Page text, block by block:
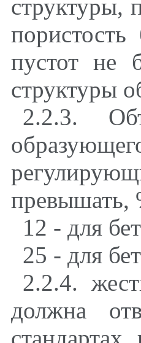
структуры,
пустот не
структуры
2.2.3.
превышать,
12 - для
25 - для
2.2.4.
должна